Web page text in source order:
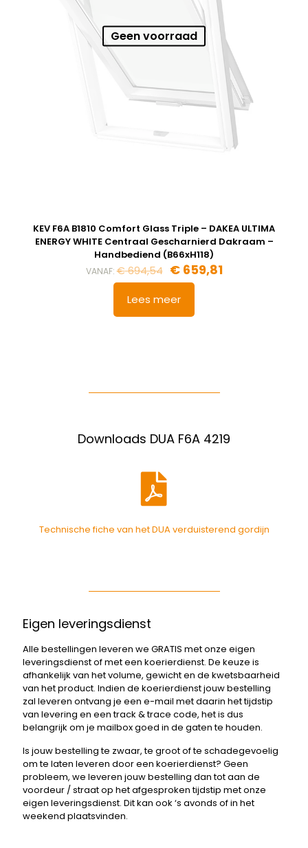
Geen voorraad
KEV F6A B1810 Comfort Glass Triple – DAKEA ULTIMA
ENERGY WHITE Centraal Gescharnierd Dakraam –
Handbediend (B66xH118)
VANAF:€694,54 €659,81
Lees meer
Downloads DUA F6A 4219
Technische fiche van het DUA verduisterend gordijn
Eigen leveringsdienst
Alle bestellingen leveren we GRATIS met onze eigen
leveringsdienst of met een koerierdienst. De keuze is
afhankelijk van het volume, gewicht en de kwetsbaarheid
van het product. Indien de koerierdienst jouw bestelling
zal leveren ontvang je een e-mail met daarin het tijdstip
van levering en een track & trace code, het is dus
belangrijk om je mailbox goed in de gaten te houden.
Is jouw bestelling te zwaar, te groot of te schadegevoelig
om te laten leveren door een koerierdienst? Geen
probleem, we leveren jouw bestelling dan tot aan de
voordeur / straat op het afgesproken tijdstip met onze
eigen leveringsdienst. Dit kan ook ‘s avonds of in het
weekend plaatsvinden.